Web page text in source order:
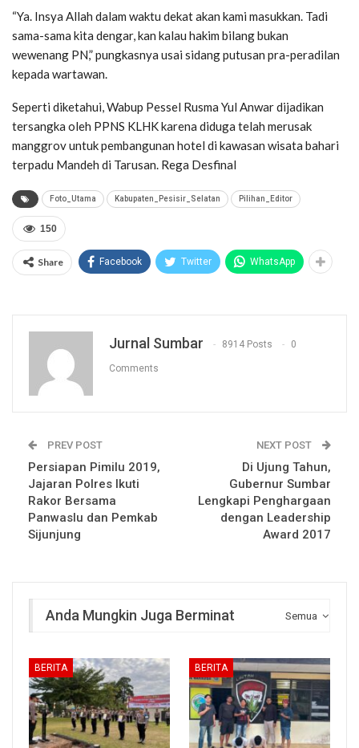
“Ya. Insya Allah dalam waktu dekat akan kami masukkan. Tadi
sama-sama kita dengar, kan kalau hakim bilang bukan
wewenang PN,” pungkasnya usai sidang putusan pra-peradilan
kepada wartawan.
Seperti diketahui, Wabup Pessel Rusma Yul Anwar dijadikan
tersangka oleh PPNS KLHK karena diduga telah merusak
manggrov untuk pembangunan hotel di kawasan wisata bahari
terpadu Mandeh di Tarusan. Rega Desfinal
Foto_Utama Kabupaten_Pesisir_Selatan Pilihan_Editor
150
Share Facebook Twitter WhatsApp
Jurnal Sumbar 8914 Posts 0
Comments
PREV POST
Persiapan Pimilu 2019,
Jajaran Polres Ikuti
Rakor Bersama
Panwaslu dan Pemkab
Sijunjung
NEXT POST
Di Ujung Tahun,
Gubernur Sumbar
Lengkapi Penghargaan
dengan Leadership
Award 2017
Semua
Anda Mungkin Juga Berminat
BERITA BERITA